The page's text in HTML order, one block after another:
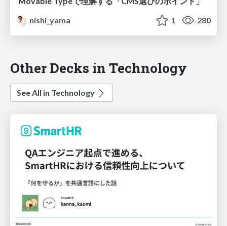
nishi_yama
1 280
Other Decks in Technology
See All in Technology